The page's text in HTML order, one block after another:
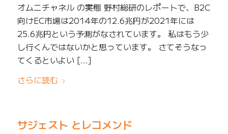
オムニチャネル の実態 野村総研のレポートで、B2C
向けEC市場は2014年の12.6兆円が2021年には
25.6兆円という予測がなされています。 私はもう少
し行くんではないかと思っています。 さてそうなっ
てくるといよい […]
さらに読む
サジェスト とレコメンド